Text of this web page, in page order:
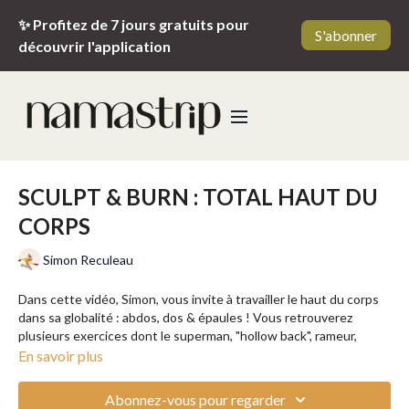
✨ Profitez de 7 jours gratuits pour
découvrir l'application
S'abonner
SCULPT & BURN : TOTAL HAUT DU
CORPS
Simon Reculeau
Dans cette vidéo, Simon, vous invite à travailler le haut du corps
dans sa globalité : abdos, dos & épaules ! Vous retrouverez
plusieurs exercices dont le superman, "hollow back", rameur,
oiseau, gainage chenille et des élévations latérales. Le corps va
En savoir plus
Abonnez-vous pour regarder